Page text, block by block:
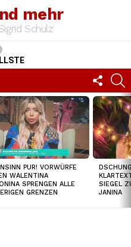
mehr
Schulz
US
PUR! VORWÜRFE
WALENTINA
SPRENGEN ALLE
GRENZEN
SIEGEL
JANINA